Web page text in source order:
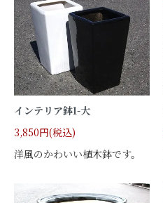
インテリア鉢1-大
3,850円(税込)
洋風のかわいい植木鉢です。